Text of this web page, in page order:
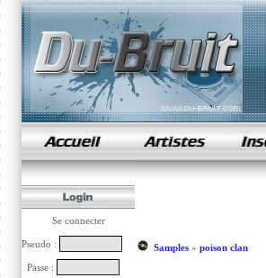
samples de rap
Se connecter
Pseudo :
Passe :
Samples» poison clan